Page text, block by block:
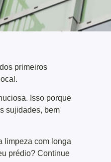
primeiros
Isso porque
sujidades, bem
limpeza com longa
prédio? Continue